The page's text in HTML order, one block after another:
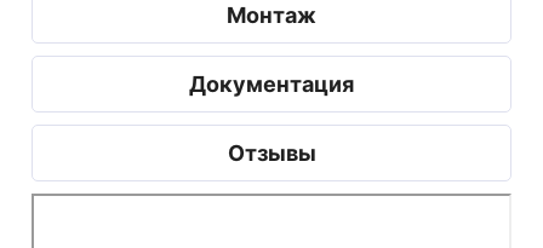
Монтаж
Документация
Отзывы